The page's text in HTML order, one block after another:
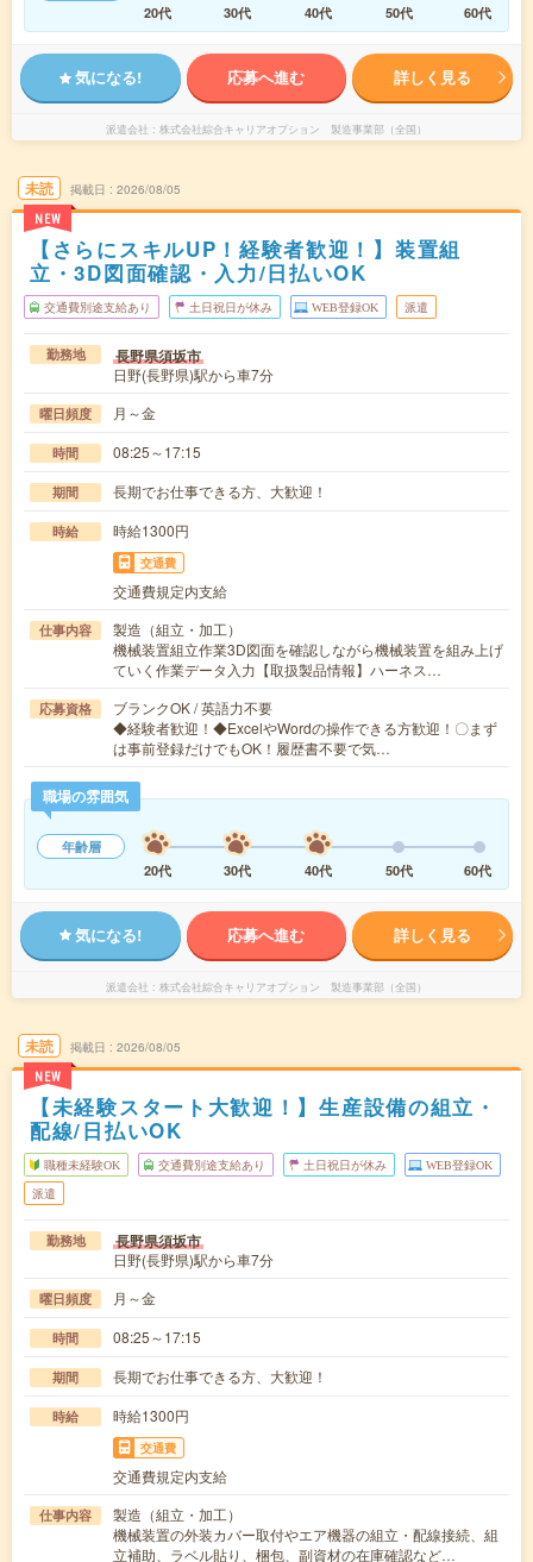
20代
30代 40代 50代 60代
気になる! 応募へ進む 詳しく見る
派遣会社 株式会社綜合キャリアオプション 製造事業部（全国）
未読
NEW
掲載日 2026/08/05
【さらにスキルUP！経験者歓迎！】装置組
立・3D図面確認・入力/日払いOK
交通費別途支給あり 土日祝日が休み WEB登録OK 派遣
勤務地 長野県須坂市
日野(長野県)駅から車7分
曜日頻度 月～金
時間 08:25～17:15
期間 長期でお仕事できる方、大歓迎！
時給 時給1300円
交通費
交通費規定内支給
仕事内容
製造（組立・加工）
機械装置組立作業3D図面を確認しながら機械装置を組み上げ
ていく作業データ入力【取扱製品情報】ハーネス…
応募資格
ブランクOK / 英語力不要
◆経験者歓迎！◆ExcelやWordの操作できる方歓迎！〇まず
は事前登録だけでもOK！履歴書不要で気…
職場の雰囲気
年齢層
20代
30代 40代 50代 60代
気になる! 応募へ進む 詳しく見る
派遣会社 株式会社綜合キャリアオプション 製造事業部（全国）
未読
NEW
掲載日 2026/08/05
【未経験スタート大歓迎！】生産設備の組立・
配線/日払いOK
職種未経験OK 交通費別途支給あり 土日祝日が休み WEB登録OK
派遣
勤務地 長野県須坂市
日野(長野県)駅から車7分
曜日頻度 月～金
時間 08:25～17:15
期間 長期でお仕事できる方、大歓迎！
時給 時給1300円
交通費
交通費規定内支給
仕事内容
製造（組立・加工）
機械装置の外装カバー取付やエア機器の組立・配線接続、組
立補助、ラベル貼り、梱包、副資材の在庫確認など…